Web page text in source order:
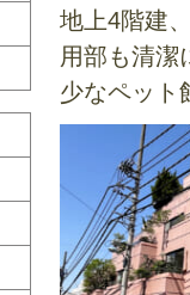
地上4階建
用部も清潔
少なペット